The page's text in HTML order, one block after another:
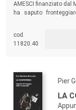
AMESCI finanziato dal
ha saputo
segnato
locali e terzo
esperienze di tirocinio
cod.
11820.40
Pier
LA